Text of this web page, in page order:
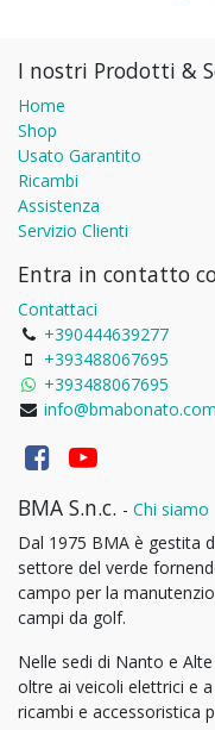
I nostri Prodotti &
Home
Shop
Usato Garantito
Ricambi
Assistenza
Servizio Clienti
Entra in contatto
Contattaci
+390444639277
+393488067695
+393488067695
info@bmabonato.com
BMA S.n.c. - Chi siamo
Dal 1975 BMA è gestita
settore del verde
campo per la
campi da golf.
Nelle sedi di Nanto e
oltre ai veicoli elettrici e
ricambi e accessoristica